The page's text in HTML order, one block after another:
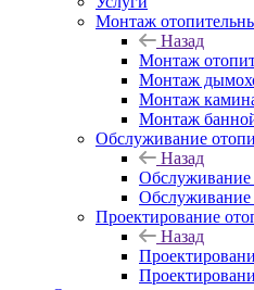
Монтаж
Назад
Монтаж
Монтаж
Монтаж
Монтаж
Обслуживание
Назад
Обслуживание
Обслуживание
Проектирование
Назад